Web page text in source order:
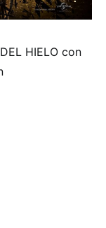
HIELO con